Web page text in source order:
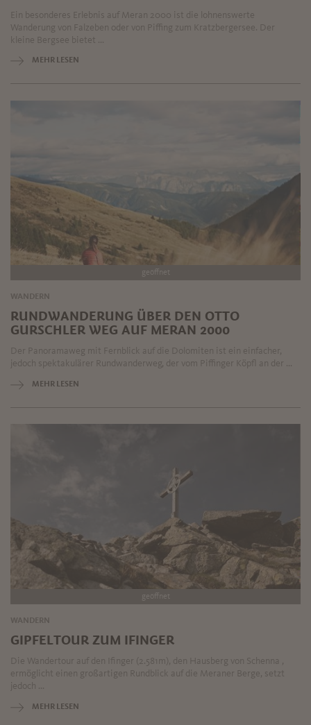
Ein besonderes Erlebnis auf Meran 2000 ist die lohnenswerte
Wanderung von Falzeben oder von Piffing zum Kratzbergersee. Der
kleine Bergsee bietet ...
MEHR LESEN
geöffnet
WANDERN
RUNDWANDERUNG ÜBER DEN OTTO
GURSCHLER WEG AUF MERAN 2000
Der Panoramaweg mit Fernblick auf die Dolomiten ist ein einfacher,
jedoch spektakulärer Rundwanderweg, der vom Piffinger Köpfl an der ...
MEHR LESEN
geöffnet
WANDERN
GIPFELTOUR ZUM IFINGER
Die Wandertour auf den Ifinger (2.581m), den Hausberg von Schenna ,
ermöglicht einen großartigen Rundblick auf die Meraner Berge, setzt
jedoch ...
MEHR LESEN